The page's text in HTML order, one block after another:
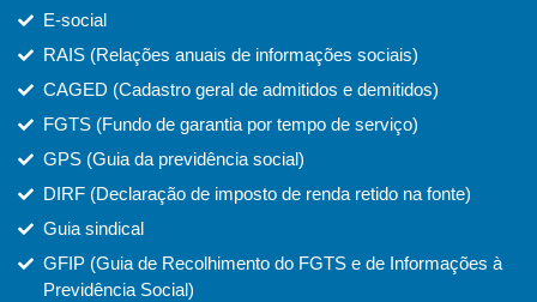
E-social
RAIS (Relações anuais de informações sociais)
CAGED (Cadastro geral de admitidos e demitidos)
FGTS (Fundo de garantia por tempo de serviço)
GPS (Guia da previdência social)
DIRF (Declaração de imposto de renda retido na fonte)
Guia sindical
GFIP (Guia de Recolhimento do FGTS e de Informações à
Previdência Social)